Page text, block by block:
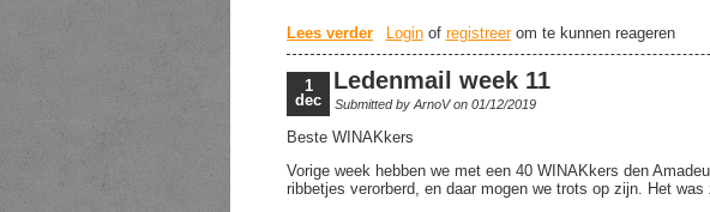
Lees verder over Ledenkledij
Loginof registreerom te kunnen reageren
1
dec
Ledenmail week 11
Submitted by ArnoVon 01/12/2019
Beste WINAKkers
Vorige week hebben we met een 40 WINAKkers den
ribbetjes verorberd, en daar mogen we trots op zijn. Het